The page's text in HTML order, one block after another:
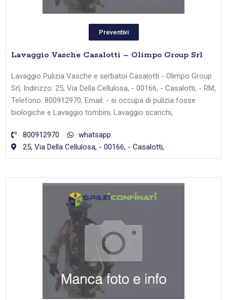
Preventivi
Lavaggio Vasche Casalotti – Olimpo Group Srl
Lavaggio Pulizia Vasche e serbatoi Casalotti - Olimpo Group
Srl, Indirizzo: 25, Via Della Cellulosa, - 00166, - Casalotti, - RM,
Telefono: 800912970, Email: - si occupa di pulizia fosse
biologiche e Lavaggio tombini, Lavaggio scarichi,
800912970
whatsapp
25, Via Della Cellulosa, - 00166, - Casalotti,